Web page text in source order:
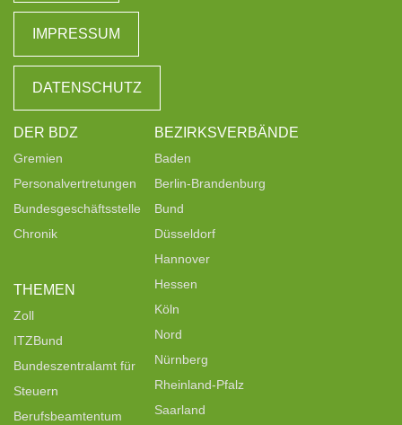
IMPRESSUM
DATENSCHUTZ
DER BDZ
Gremien
Personalvertretungen
Bundesgeschäftsstelle
Chronik
THEMEN
Zoll
ITZBund
Bundeszentralamt für
Steuern
Berufsbeamtentum
BEZIRKSVERBÄNDE
Baden
Berlin-Brandenburg
Bund
Düsseldorf
Hannover
Hessen
Köln
Nord
Nürnberg
Rheinland-Pfalz
Saarland